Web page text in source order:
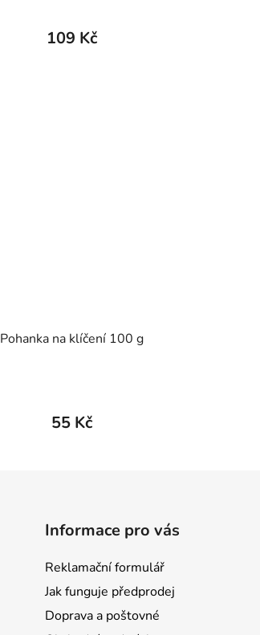
109 Kč
Pohanka na klíčení 100 g
55 Kč
Informace pro vás
Reklamační formulář
Jak funguje předprodej
Doprava a poštovné